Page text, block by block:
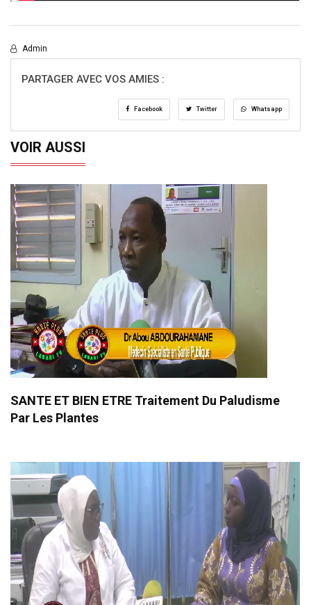
Admin
PARTAGER AVEC VOS AMIES :
Facebook Twitter Whatsapp
VOIR AUSSI
SANTE ET BIEN ETRE Traitement Du Paludisme
Par Les Plantes